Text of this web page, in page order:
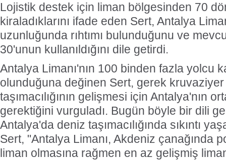
Lojistik destek için liman bölgesinden 70
kiraladıklarını ifade eden Sert, Antalya
uzunluğunda rıhtımı bulunduğunu ve
30'unun kullanıldığını dile getirdi.
Antalya Limanı'nın 100 binden fazla yolcu
olunduğuna değinen Sert, gerek
taşımacılığının gelişmesi için Antalya'nın
gerektiğini vurguladı. Bugün böyle bir dili
Antalya'da deniz taşımacılığında sıkıntı
Sert, "Antalya Limanı, Akdeniz çanağında
liman olmasına rağmen en az gelişmiş